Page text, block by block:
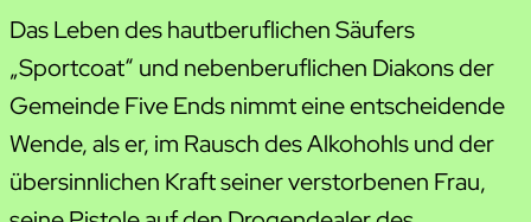
Das Leben des hautberuflichen Säufers
„Sportcoat“ und nebenberuflichen Diakons der
Gemeinde Five Ends nimmt eine entscheidende
Wende, als er, im Rausch des Alkohohls und der
übersinnlichen Kraft seiner verstorbenen Frau,